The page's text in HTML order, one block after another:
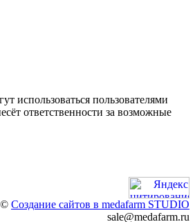
использоваться пользователями
ответственности за возможные
© Создание сайтов в medafarm STUDIO
sale@medafarm.ru